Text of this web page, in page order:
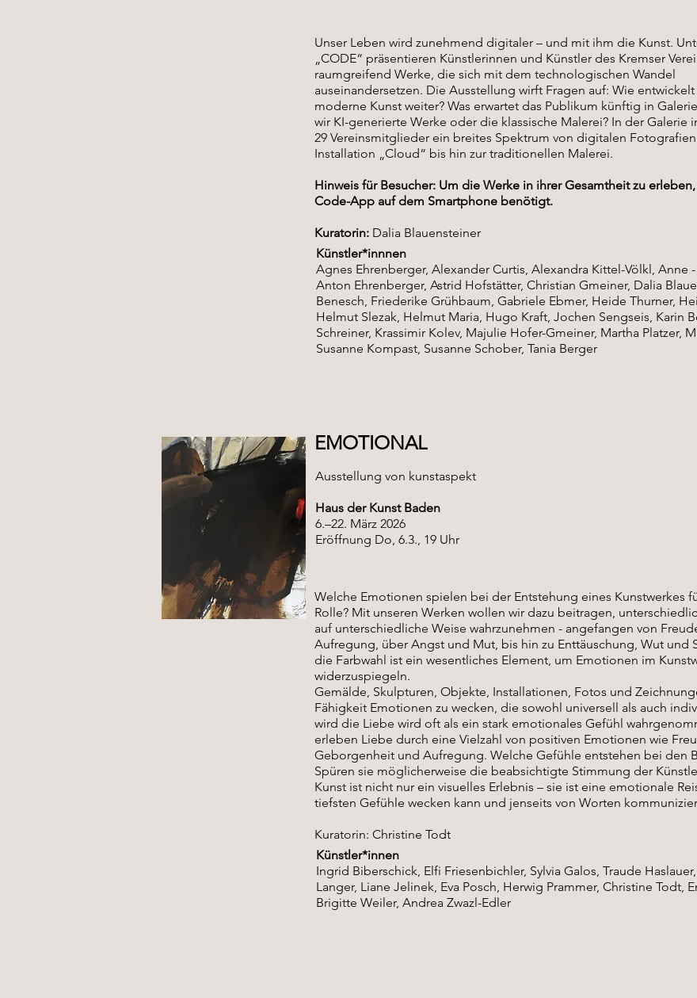
Unser Leben wird zunehmend digitaler – und mit ihm die Kunst.
„CODE“ präsentieren Künstlerinnen und Künstler des Kremser
raumgreifend Werke, die sich mit dem technologischen Wandel
auseinandersetzen. Die Ausstellung wirft Fragen auf: Wie
moderne Kunst weiter? Was erwartet das Publikum künftig in
wir KI-generierte Werke oder die klassische Malerei? In der Galerie
29 Vereinsmitglieder ein breites Spektrum von digitalen
Installation „Cloud“ bis hin zur traditionellen Malerei.
Hinweis für Besucher: Um die Werke in ihrer Gesamtheit zu
Code-App auf dem Smartphone benötigt.
Kuratorin:Dalia Blauensteiner
Künstler*innnen
Agnes Ehrenberger, Alexander Curtis, Alexandra Kittel-Völkl, Anne
Anton Ehrenberger, Astrid Hofstätter, Christian Gmeiner, Dalia
Benesch, Friederike Grühbaum, Gabriele Ebmer, Heide Thurner,
Helmut Slezak, Helmut Maria, Hugo Kraft, Jochen Sengseis, Karin
Schreiner, Krassimir Kolev, Majulie Hofer-Gmeiner, Martha Platzer,
Susanne Kompast, Susanne Schober, Tania Berger
EMOTIONAL
Ausstellung von kunstaspekt
Haus der Kunst Baden
6.–22. März 2026
Eröffnung Do, 6.3., 19 Uhr
Welche Emotionen spielen bei der Entstehung eines Kunstwerkes
Rolle? Mit unseren Werken wollen wir dazu beitragen,
auf unterschiedliche Weise wahrzunehmen - angefangen von
Aufregung, über Angst und Mut, bis hin zu Enttäuschung, Wut und
die Farbwahl ist ein wesentliches Element, um Emotionen im
widerzuspiegeln.
Gemälde, Skulpturen, Objekte, Installationen, Fotos und
Fähigkeit Emotionen zu wecken, die sowohl universell als auch
wird die Liebe wird oft als ein stark emotionales Gefühl
erleben Liebe durch eine Vielzahl von positiven Emotionen wie
Geborgenheit und Aufregung. Welche Gefühle entstehen bei den
Spüren sie möglicherweise die beabsichtigte Stimmung der
Kunst ist nicht nur ein visuelles Erlebnis – sie ist eine emotionale
tiefsten Gefühle wecken kann und jenseits von Worten
Kuratorin: Christine Todt
Künstler*innen
Ingrid Biberschick, Elfi Friesenbichler, Sylvia Galos, Traude
Langer, Liane Jelinek, Eva Posch, Herwig Prammer, Christine Todt,
Brigitte Weiler, Andrea Zwazl-Edler